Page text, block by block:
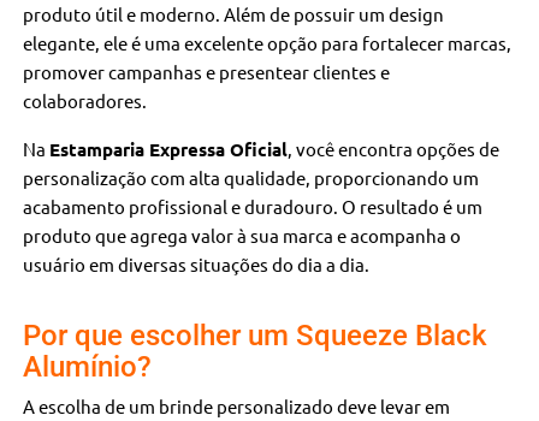
produto útil e moderno. Além de possuir um design
elegante, ele é uma excelente opção para fortalecer marcas,
promover campanhas e presentear clientes e
colaboradores.
Na Estamparia Expressa Oficial, você encontra opções de
personalização com alta qualidade, proporcionando um
acabamento profissional e duradouro. O resultado é um
produto que agrega valor à sua marca e acompanha o
usuário em diversas situações do dia a dia.
Por que escolher um Squeeze Black
Alumínio?
A escolha de um brinde personalizado deve levar em